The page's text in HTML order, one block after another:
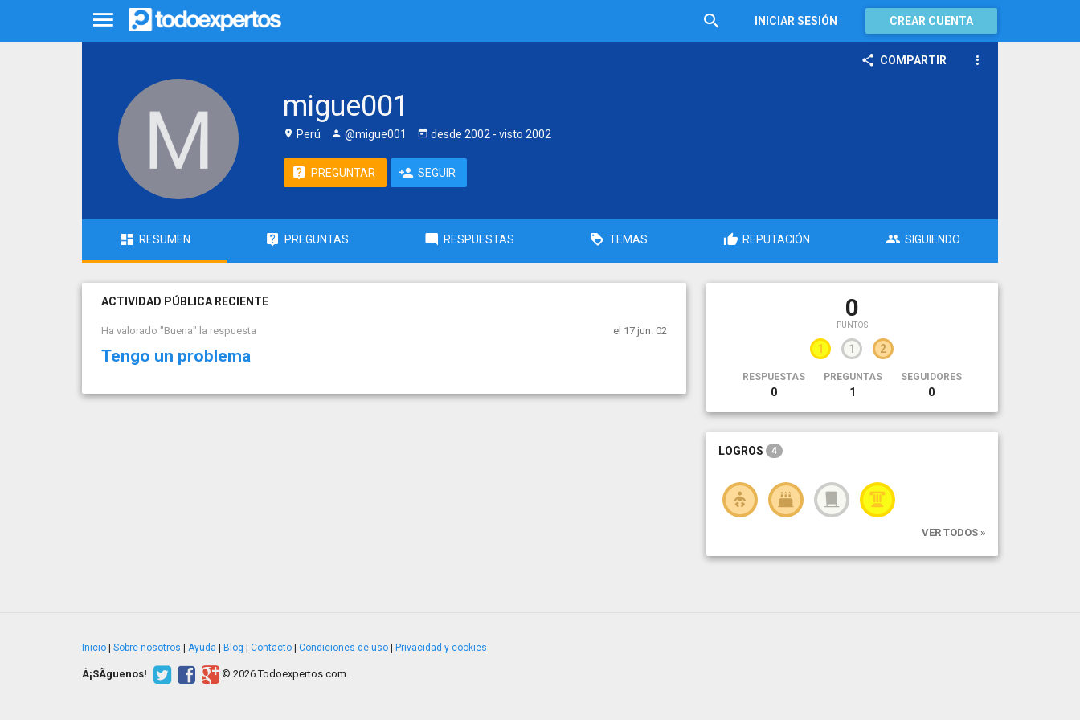
INICIAR SESIÓN CREAR CUENTA
COMPARTIR
migue001
Perú @migue001 desde 2002 - visto 2002
PREGUNTAR SEGUIR
RESUMEN PREGUNTAS RESPUESTAS TEMAS REPUTACIÓN SIGUIENDO
ACTIVIDAD PÚBLICA RECIENTE
Ha valorado "Buena" la respuesta el 17 jun. 02
Tengo un problema
0
PUNTOS
1 1 2
RESPUESTAS
0
PREGUNTAS
1
SEGUIDORES
0
LOGROS 4
VER TODOS »
Inicio Sobre nosotros Ayuda Blog Contacto Condiciones de uso Privacidad y cookies
Â¡SÃ­guenos! © 2026 Todoexpertos.com.